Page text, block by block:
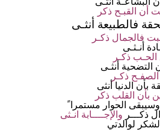
أن القبـح ذكر
فالطبيعة أنثـى
فالجمال ذكـر
أنـثـى
ذكـر
التضحية أنثـى
ذكـر
بأن الدنيا أنثى
بأن القلب ذكر
وسيبقى الحوار مستمرا
ذكـــر والإجــــابة انـثى
لوالدتي